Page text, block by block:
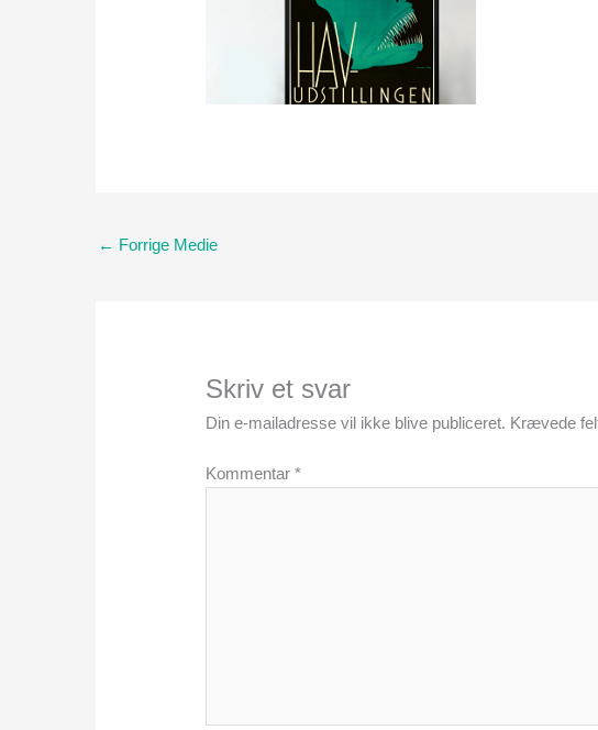
← Forrige Medie
Skriv et svar
Din e-mailadresse vil ikke blive publiceret. Krævede
Kommentar*